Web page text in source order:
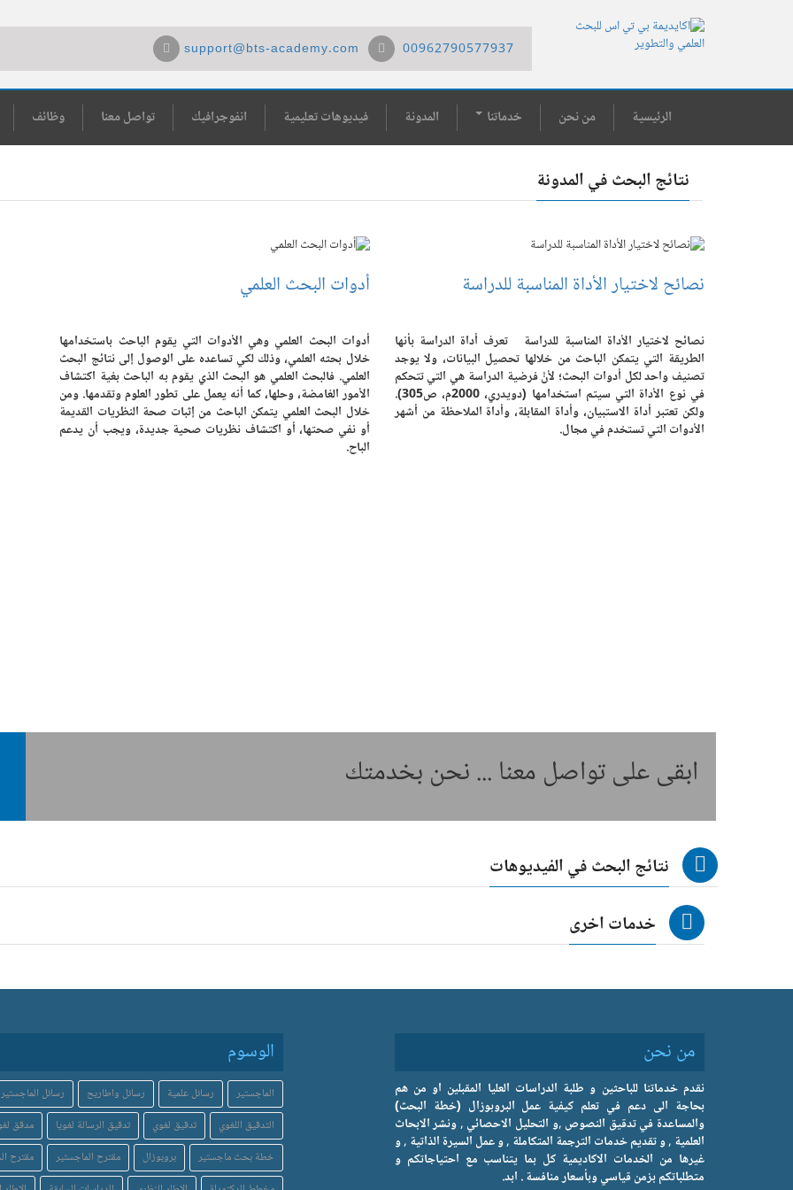
00962790577937
support@bts-academy.com
الرئيسية من نحن خدماتنا المدونة فيديوهات تعليمية انفوجرافيك تواصل معنا وظائف
نتائج البحث في المدونة
نصائح لاختيار الأداة المناسبة للدراسة
نصائح لاختيار الأداة المناسبة للدراسة تعرف أداة الدراسة بأنها
الطريقة التي يتمكن الباحث من خلالها تحصيل البيانات، ولا يوجد
تصنيف واحد لكل أدوات البحث؛ لأنَّ فرضية الدراسة هي التي تتحكم
في نوع الأداة التي سيتم استخدامها (دويدري، 2000م، ص305).
ولكن تعتبر أداة الاستبيان، وأداة المقابلة، وأداة الملاحظة من أشهر
الأدوات التي تستخدم في مجال.
أدوات البحث العلمي
أدوات البحث العلمي وهي الأدوات التي يقوم الباحث باستخدامها
خلال بحثه العلمي، وذلك لكي تساعده على الوصول إلى نتائج البحث
العلمي. فالبحث العلمي هو البحث الذي يقوم به الباحث بغية اكتشاف
الأمور الغامضة، وحلها، كما أنه يعمل على تطور العلوم وتقدمها. ومن
خلال البحث العلمي يتمكن الباحث من إثبات صحة النظريات القديمة
أو نفي صحتها، أو اكتشاف نظريات صحية جديدة، ويجب أن يدعم
الباح.
ابقى على تواصل معنا ... نحن بخدمتك
نتائج البحث في الفيديوهات
خدمات اخرى
من نحن
نقدم خدماتنا للباحثين و طلبة الدراسات العليا المقبلين او من هم
بحاجة الى دعم في تعلم كيفية عمل البروبوزال (خطة البحث)
والمساعدة في تدقيق النصوص ,و التحليل الاحصائي , ونشر الابحاث
العلمية , و تقديم خدمات الترجمة المتكاملة , و عمل السيرة الذاتية , و
غيرها من الخدمات الاكاديمية كل بما يتناسب مع احتياجاتكم و
متطلباتكم بزمن قياسي وبأسعار منافسة . ابد.
الوسوم
الماجستير رسائل علمية رسائل واطاريح رسائل الماجستير
التدقيق اللغوي
تدقيق لغوي تدقيق الرسالة لغويا مدقق
خطة بحث ماجستير
بروبوزال مقترح الماجستير مقترح